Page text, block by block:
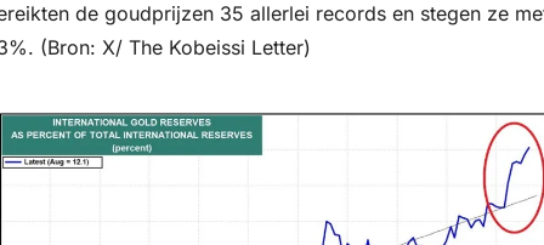
de goudprijzen 35 allerlei records en stegen ze
(Bron: X/ The Kobeissi Letter)